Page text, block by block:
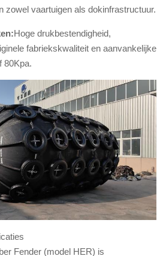
zowel vaartuigen als dokinfrastructuur.
Hoge drukbestendigheid,
fabriekskwaliteit en aanvankelijke
80Kpa.
Fender (model HER) is